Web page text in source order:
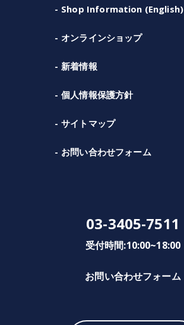
Shop Information (English)
オンラインショップ
新着情報
個人情報保護方針
サイトマップ
お問い合わせフォーム
03-3405-7511
受付時間:10:00~18:00
お問い合わせフォーム